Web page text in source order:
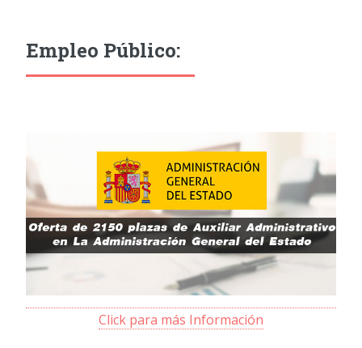
Empleo Público:
Click para más Información